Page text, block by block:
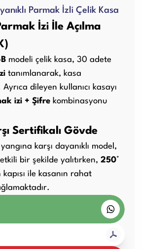
Diğer Ürünler
Parmak İzli Çelik Kasa
İzi İle Açılma
modeli çelik kasa, 30 adete
tanımlanarak, kasa
dileyen kullanıcı kasayı
izi + Şifre kombinasyonu
Sertifikalı Gövde
karşı dayanıklı model,
etkili bir şekilde yalıtırken, 250°
kapısı ile kasanın rahat